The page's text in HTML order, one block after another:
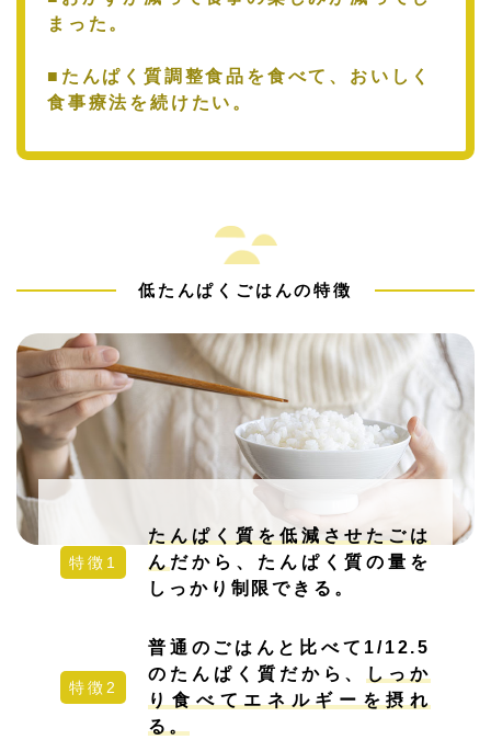
まった。
■たんぱく質調整食品を食べて、おいしく
食事療法を続けたい。
低たんぱくごはんの特徴
特徴1
たんぱく質を低減させたごは
んだから、 たんぱく質の量を
しっかり制限できる。
特徴2
普通のごはんと比べて1/12.5
のたんぱく質だから、しっか
り食べてエネルギーを摂れ
る。